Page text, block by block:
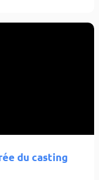
du casting